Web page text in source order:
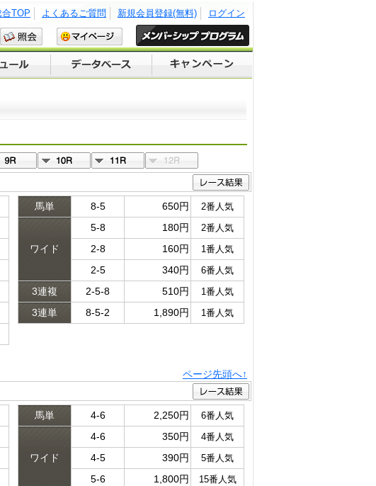
ログイン
新規会員登録(無料)
よくあるご質問
合TOP
馬単 8-5 650円 2番人気
ワイド
5-8 180円 2番人気
2-8 160円 1番人気
2-5 340円 6番人気
3連複 2-5-8 510円 1番人気
3連単 8-5-2 1,890円 1番人気
ページ先頭へ↑
馬単 4-6 2,250円 6番人気
ワイド
4-6 350円 4番人気
4-5 390円 5番人気
5-6 1,800円 15番人気